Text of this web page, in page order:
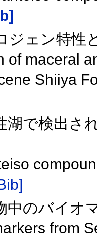
ジェン特性
of maceral
Shiiya
湖で検出さ
中のバイオ
from